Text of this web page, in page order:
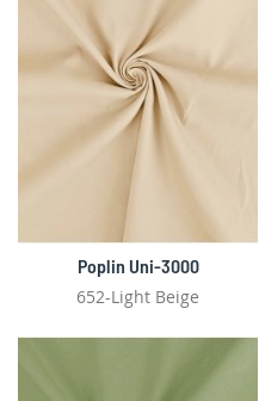
Poplin Uni-3000
652-Light Beige